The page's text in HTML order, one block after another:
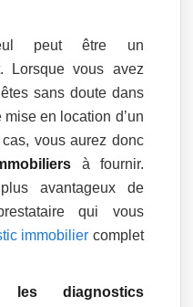
peut être un
Lorsque vous avez
sans doute dans
mise en location d’un
vous aurez donc
à fournir.
avantageux de
qui vous
immobilier complet
les diagnostics